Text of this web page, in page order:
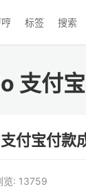
标签 搜索
支付
付宝付款
: 13759